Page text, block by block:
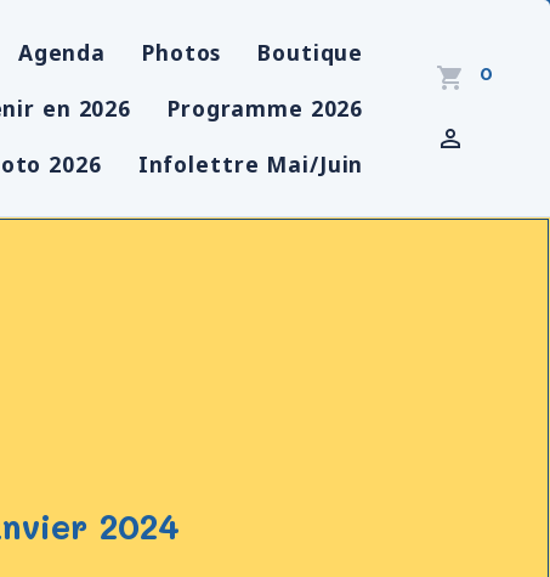
Agenda Photos
Boutique
en 2026
Programme 2026
2026
Infolettre Mai/Juin
0
2024